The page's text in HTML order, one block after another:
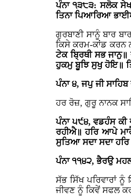
ਪੰਨਾ ੧੩੮੩: ਸਲੋਕ
ਤਿਨਾ ਪਿਆਰਿਆ
ਗੁਰਬਾਣੀ ਸਾਨੂੰ ਬਾਰ
ਕਿਸੇ ਕਰਮ-ਕਾਂਡ ਕਰਨ
ਟੇਕ ਬ੍ਰਿਥੀ ਸਭ
ਹੁਕਮੁ ਬੂਝਿ ਸੁਖੁ ਹੋਇ॥
ਪੰਨਾ ੪, ਜਪੁ ਜੀ
ਹਰ ਰੋਜ਼, ਗੁਰੂ ਨਾਨਕ
ਪੰਨਾ ੫੯੪, ਵਡਹੰਸ
ਰਹੀਐ॥ ਹਰਿ ਆਪੇ
ਸੁਤਿਆ ਸਦਾ ਸਦਾ
ਪੰਨਾ ੧੧੪੨, ਭੈਰਉ
ਸੱਭ ਸਿੱਖ ਪਰਿਵਾਰਾਂ
ਜੀਵਣ ਨੂੰ ਕਿਵੇਂ ਸਫਲ